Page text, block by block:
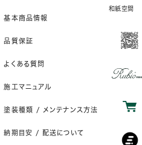
基本商品情報
品質保証
よくある質問
施工マニュアル
塗装種類 / メンテナンス方法
納期目安 / 配送について
和紙空間